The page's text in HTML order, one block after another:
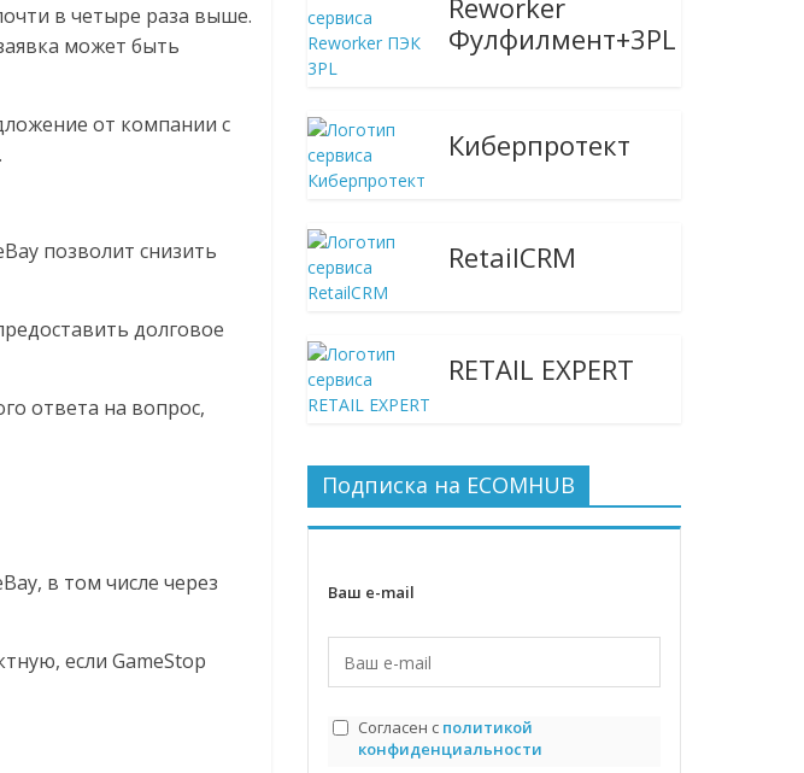
в четыре раза выше.
может быть
от компании с
позволит снизить
долговое
ответа на вопрос,
в том числе через
если GameStop
Reworker
Фулфилмент+3PL
Киберпротект
RetailCRM
RETAIL EXPERT
Подписка на ECOMHUB
Ваш e-mail
Согласен с политикой
конфиденциальности